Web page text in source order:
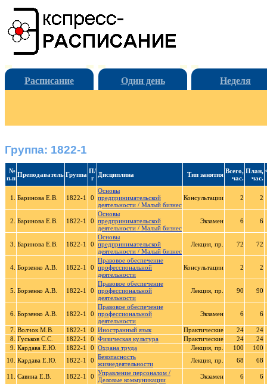
Расписание Один день Неделя
Группа: 1822-1
№
п.п Преподаватель Группа П/
г
Дисциплина Тип занятия Всего,
час.
План,
час.
1. Баринова Е.В. 1822-1 0
Основы
предпринимательской
деятельности / Малый бизнес
Консультации 2 2
2. Баринова Е.В. 1822-1 0
Основы
предпринимательской
деятельности / Малый бизнес
Экзамен 6 6
3. Баринова Е.В. 1822-1 0
Основы
предпринимательской
деятельности / Малый бизнес
Лекция, пр. 72 72
4. Борзенко А.В. 1822-1 0
Правовое обеспечение
профессиональной
деятельности
Консультации 2 2
5. Борзенко А.В. 1822-1 0
Правовое обеспечение
профессиональной
деятельности
Лекция, пр. 90 90
6. Борзенко А.В. 1822-1 0
Правовое обеспечение
профессиональной
деятельности
Экзамен 6 6
7. Волчок М.В. 1822-1 0 Иностранный язык Практические 24
24
8. Гуськов С.С. 1822-1 0 Физическая культура Практические 24
24
9. Кардава Е.Ю. 1822-1 0 Охрана труда Лекция, пр. 100
100
10. Кардава Е.Ю. 1822-1 0 Безопасность
жизнедеятельности
Лекция, пр. 68 68
11. Савина Е.В. 1822-1 0 Управление персоналом /
Деловые коммуникации
Экзамен 6 6